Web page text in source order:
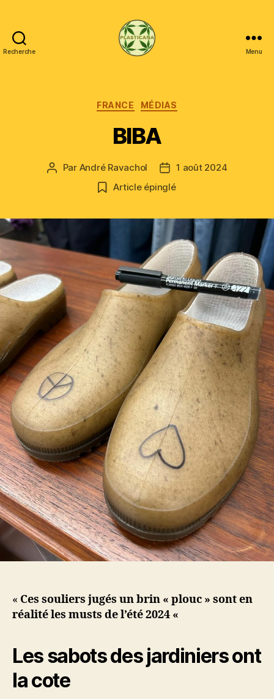
Recherche Menu
Catégories
FRANCE MÉDIAS
BIBA
Auteur
Par André Ravachol
Date
de
l’article
1 août 2024
Article épinglé
« Ces souliers jugés un brin « plouc » sont en
réalité les musts de l’été 2024 «
Les sabots des jardiniers ont
la cote